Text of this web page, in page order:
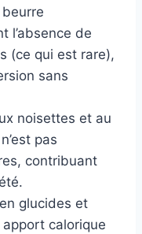
l’absence de
(ce qui est rare),
sans
noisettes et au
pas
contribuant
glucides et
apport calorique